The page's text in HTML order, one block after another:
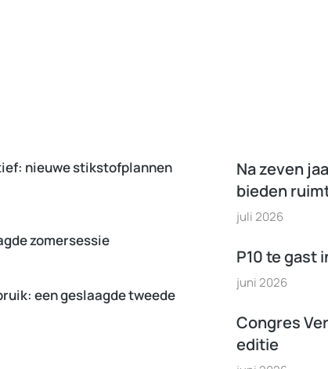
nieuwe stikstofplannen
zomersessie
een geslaagde tweede
Na zeven
bieden
juli 2026
P10 te gast
juni 2026
Congres
editie